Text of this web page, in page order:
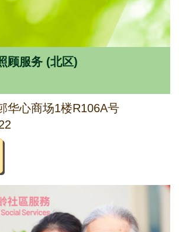
顾服务 (北区)
华心商场1楼R106A号